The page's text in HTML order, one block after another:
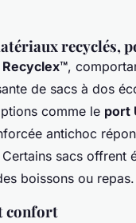
recyclés,
,
de sacs à dos
comme le port
antichoc
sacs offrent
boissons ou repas.
confort